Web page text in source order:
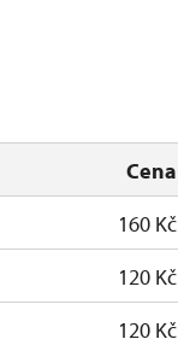
Cena
160 Kč
120 Kč
120 Kč